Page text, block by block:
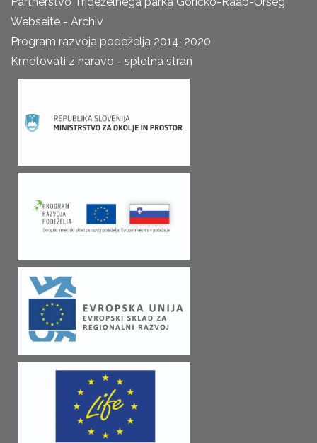
Webseite - Archiv
Program razvoja podeželja 2014-2020
Kmetovati z naravo - spletna stran